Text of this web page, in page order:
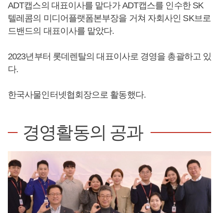
ADT캡스의 대표이사를 맡다가 ADT캡스를 인수한 SK
텔레콤의 미디어플랫폼본부장을 거쳐 자회사인 SK브로
드밴드의 대표이사를 맡았다.
2023년부터 롯데렌탈의 대표이사로 경영을 총괄하고 있
다.
한국사물인터넷협회장으로 활동했다.
경영활동의 공과